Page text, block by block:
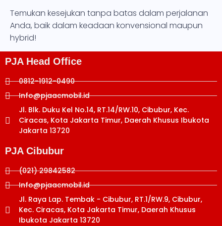
Temukan kesejukan tanpa batas dalam perjalanan
Anda, baik dalam keadaan konvensional maupun
hybrid!
PJA Head Office
0812-1912-0490
Info@pjaacmobil.id
Jl. Blk. Duku Kel No.14, RT.14/RW.10, Cibubur, Kec.
Ciracas, Kota Jakarta Timur, Daerah Khusus Ibukota
Jakarta 13720
PJA Cibubur
(021) 29842582
Info@pjaacmobil.id
Jl. Raya Lap. Tembak - Cibubur, RT.1/RW.9, Cibubur,
Kec. Ciracas, Kota Jakarta Timur, Daerah Khusus
Ibukota Jakarta 13720